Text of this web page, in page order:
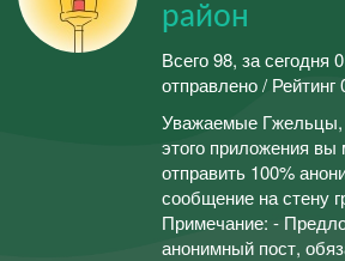
район
Всего 98, за сегодня
отправлено / Рейтинг
Уважаемые
этого приложения вы
отправить 100%
сообщение на стену
Примечание: -
анонимный пост,